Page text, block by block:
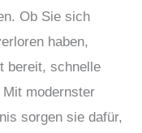
Ob Sie sich
haben,
bereit, schnelle
modernster
sorgen sie dafür,